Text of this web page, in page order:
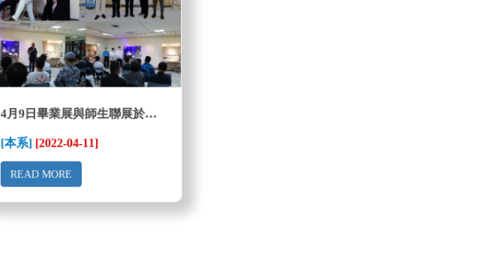
[本系][2022-04-11]